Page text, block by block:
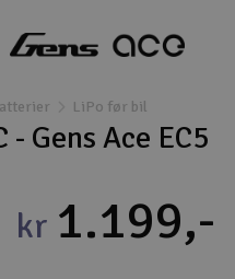
LiPo før bil
Gens Ace EC5
kr 1.199,-